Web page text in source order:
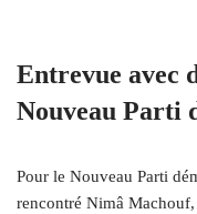
Entrevue avec
Nouveau Parti
Pour le Nouveau Parti
rencontré Nimâ